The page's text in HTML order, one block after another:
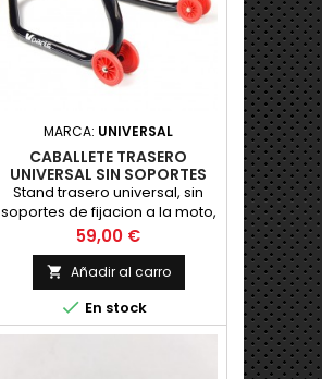
MARCA: UNIVERSAL
CABALLETE TRASERO
UNIVERSAL SIN SOPORTES
Stand trasero universal, sin
soportes de fijacion a la moto,
para clasicas recomendamos
adaptadores en "L" para
levantar la moto por el
basculantel Color: negro
Precio
59,00 €
 Añadir al carro
 En stock